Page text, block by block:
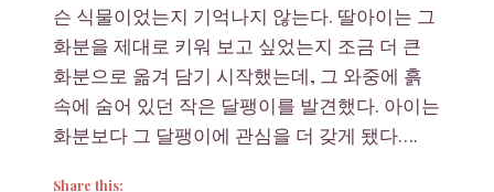
슨 식물이었는지 기억나지 않는다. 딸아이는 그
화분을 제대로 키워 보고 싶었는지 조금 더 큰
화분으로 옮겨 담기 시작했는데, 그 와중에 흙
속에 숨어 있던 작은 달팽이를 발견했다. 아이는
화분보다 그 달팽이에 관심을 더 갖게 됐다….
Share this: